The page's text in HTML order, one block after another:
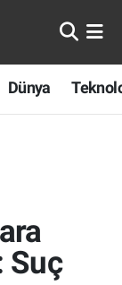
Dünya
Suç